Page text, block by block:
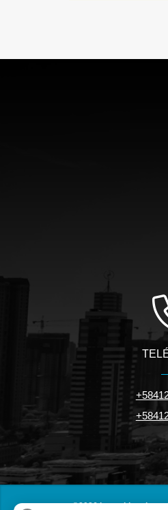
©2026inmuebles.riv.ve,